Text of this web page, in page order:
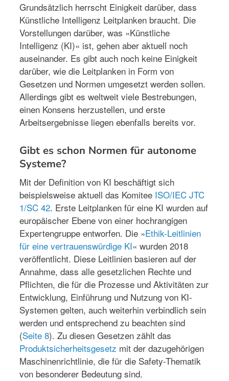
Grundsätzlich herrscht Einigkeit darüber, dass
Künstliche Intelligenz Leitplanken braucht. Die
Vorstellungen darüber, was »Künstliche
Intelligenz (KI)« ist, gehen aber aktuell noch
auseinander. Es gibt auch noch keine Einigkeit
darüber, wie die Leitplanken in Form von
Gesetzen und Normen umgesetzt werden sollen.
Allerdings gibt es weltweit viele Bestrebungen,
einen Konsens herzustellen, und erste
Arbeitsergebnisse liegen ebenfalls bereits vor.
Gibt es schon Normen für autonome
Systeme?
Mit der Definition von KI beschäftigt sich
beispielsweise aktuell das Komitee ISO/IEC JTC
1/SC 42. Erste Leitplanken für eine KI wurden auf
europäischer Ebene von einer hochrangigen
Expertengruppe entworfen. Die »Ethik-Leitlinien
für eine vertrauenswürdige KI« wurden 2018
veröffentlicht. Diese Leitlinien basieren auf der
Annahme, dass alle gesetzlichen Rechte und
Pflichten, die für die Prozesse und Aktivitäten zur
Entwicklung, Einführung und Nutzung von KI-
Systemen gelten, auch weiterhin verbindlich sein
werden und entsprechend zu beachten sind
(Seite 8). Zu diesen Gesetzen zählt das
Produktsicherheitsgesetz mit der dazugehörigen
Maschinenrichtlinie, die für die Safety-Thematik
von besonderer Bedeutung sind.